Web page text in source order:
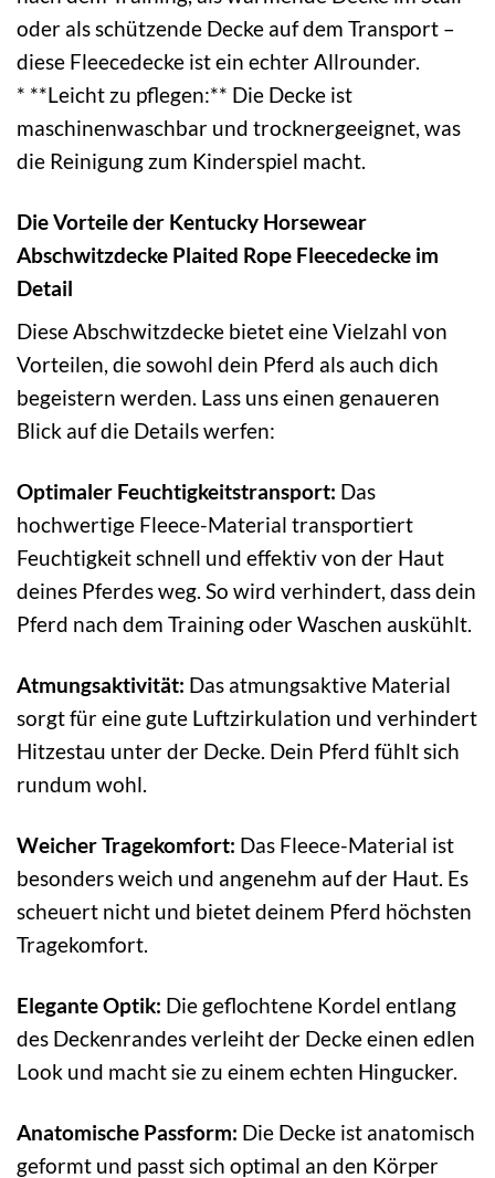
oder als schützende Decke auf dem Transport –
diese Fleecedecke ist ein echter Allrounder.
* **Leicht zu pflegen:** Die Decke ist
maschinenwaschbar und trocknergeeignet, was
die Reinigung zum Kinderspiel macht.
Die Vorteile der Kentucky Horsewear
Abschwitzdecke Plaited Rope Fleecedecke im
Detail
Diese Abschwitzdecke bietet eine Vielzahl von
Vorteilen, die sowohl dein Pferd als auch dich
begeistern werden. Lass uns einen genaueren
Blick auf die Details werfen:
Optimaler Feuchtigkeitstransport: Das
hochwertige Fleece-Material transportiert
Feuchtigkeit schnell und effektiv von der Haut
deines Pferdes weg. So wird verhindert, dass dein
Pferd nach dem Training oder Waschen auskühlt.
Atmungsaktivität: Das atmungsaktive Material
sorgt für eine gute Luftzirkulation und verhindert
Hitzestau unter der Decke. Dein Pferd fühlt sich
rundum wohl.
Weicher Tragekomfort: Das Fleece-Material ist
besonders weich und angenehm auf der Haut. Es
scheuert nicht und bietet deinem Pferd höchsten
Tragekomfort.
Elegante Optik: Die geflochtene Kordel entlang
des Deckenrandes verleiht der Decke einen edlen
Look und macht sie zu einem echten Hingucker.
Anatomische Passform: Die Decke ist anatomisch
geformt und passt sich optimal an den Körper